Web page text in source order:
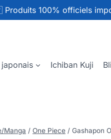
100% officiels
Ichiban Kuji
Manga / One Piece / Gashapon